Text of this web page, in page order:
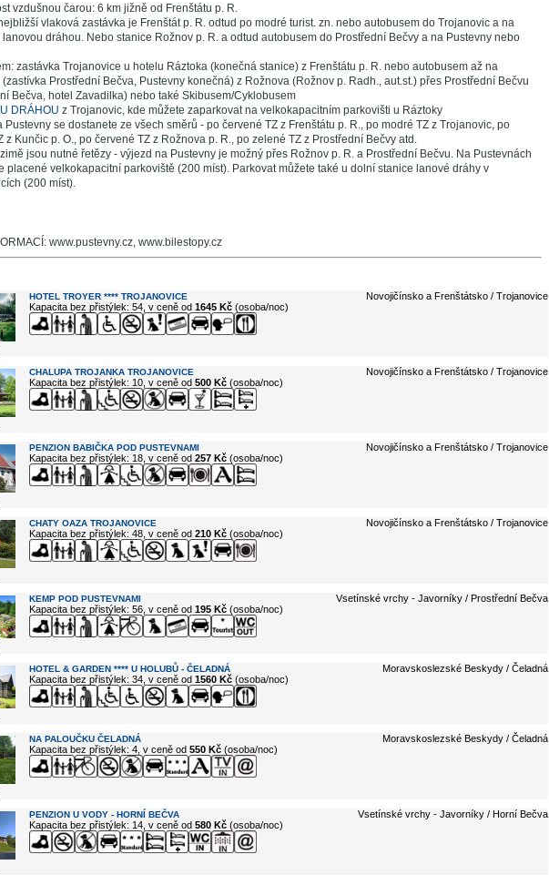
vzdušnou čarou: 6 km jižně od Frenštátu p. R.
vlaková zastávka je Frenštát p. R. odtud po modré turist. zn. nebo autobusem do Trojanovic a na
lanovou dráhou. Nebo stanice Rožnov p. R. a odtud autobusem do Prostřední Bečvy a na Pustevny nebo
zastávka Trojanovice u hotelu Ráztoka (konečná stanice) z Frenštátu p. R. nebo autobusem až na
(zastívka Prostřední Bečva, Pustevny konečná) z Rožnova (Rožnov p. Radh., aut.st.) přes Prostřední Bečvu
Bečva, hotel Zavadilka) nebo také Skibusem/Cyklobusem
DRÁHOU z Trojanovic, kde můžete zaparkovat na velkokapacitním parkovišti u Ráztoky
Pustevny se dostanete ze všech směrů - po červené TZ z Frenštátu p. R., po modré TZ z Trojanovic, po
z Kunčic p. O., po červené TZ z Rožnova p. R., po zelené TZ z Prostřední Bečvy atd.
jsou nutné řetězy - výjezd na Pustevny je možný přes Rožnov p. R. a Prostřední Bečvu. Na Pustevnách
placené velkokapacitní parkoviště (200 míst). Parkovat můžete také u dolní stanice lanové dráhy v
(200 míst).
www.pustevny.cz, www.bilestopy.cz
HOTEL TROYER **** TROJANOVICE
Novojičínsko a Frenštátsko / Trojanovice
Kapacita bez přistýlek: 54, v ceně od 1645 Kč(osoba/noc)
CHALUPA TROJANKA TROJANOVICE
Novojičínsko a Frenštátsko / Trojanovice
Kapacita bez přistýlek: 10, v ceně od 500 Kč(osoba/noc)
PENZION BABIČKA POD PUSTEVNAMI
Novojičínsko a Frenštátsko / Trojanovice
Kapacita bez přistýlek: 18, v ceně od 257 Kč(osoba/noc)
CHATY OAZA TROJANOVICE
Novojičínsko a Frenštátsko / Trojanovice
Kapacita bez přistýlek: 48, v ceně od 210 Kč(osoba/noc)
KEMP POD PUSTEVNAMI
Vsetínské vrchy - Javorníky / Prostřední Bečva
Kapacita bez přistýlek: 56, v ceně od 195 Kč(osoba/noc)
HOTEL & GARDEN **** U HOLUBŮ - ČELADNÁ
Moravskoslezské Beskydy / Čeladná
Kapacita bez přistýlek: 34, v ceně od 1560 Kč(osoba/noc)
NA PALOUČKU ČELADNÁ
Moravskoslezské Beskydy / Čeladná
Kapacita bez přistýlek: 4, v ceně od 550 Kč(osoba/noc)
PENZION U VODY - HORNÍ BEČVA
Vsetínské vrchy - Javorníky / Horní Bečva
Kapacita bez přistýlek: 14, v ceně od 580 Kč(osoba/noc)